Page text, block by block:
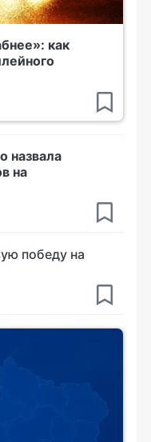
как
назвала
на
победу на